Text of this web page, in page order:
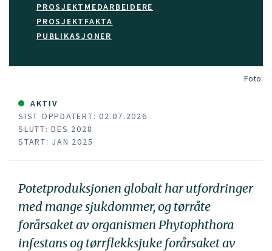
PROSJEKTMEDARBEIDERE
PROSJEKTFAKTA
PUBLIKASJONER
Foto:
AKTIV
SIST OPPDATERT: 02.07.2026
SLUTT: DES 2028
START: JAN 2025
Potetproduksjonen globalt har utfordringer
med mange sjukdommer, og tørråte
forårsaket av organismen Phytophthora
infestansog tørrflekksjuke forårsaket av